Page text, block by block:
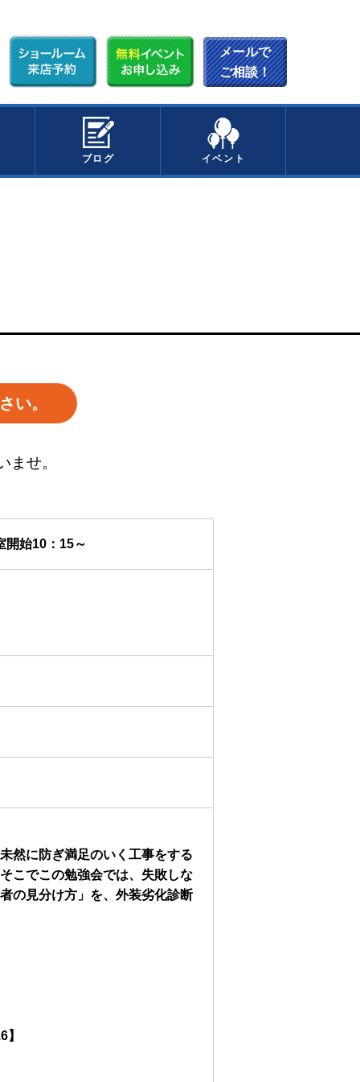
メールで
ご相談！
ブログ イベント
い。
せ。
始10：15～
然に防ぎ満足のいく工事をする
こでこの勉強会では、失敗しな
の見分け方」を、外装劣化診断